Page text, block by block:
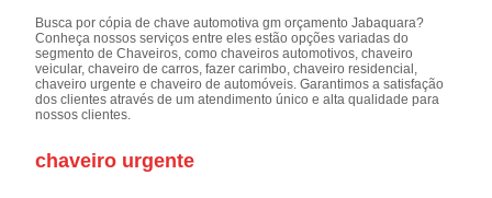
Busca por cópia de chave automotiva gm orçamento Jabaquara?
Conheça nossos serviços entre eles estão opções variadas do
segmento de Chaveiros, como chaveiros automotivos, chaveiro
veicular, chaveiro de carros, fazer carimbo, chaveiro residencial,
chaveiro urgente e chaveiro de automóveis. Garantimos a satisfação
dos clientes através de um atendimento único e alta qualidade para
nossos clientes.
chaveiro urgente